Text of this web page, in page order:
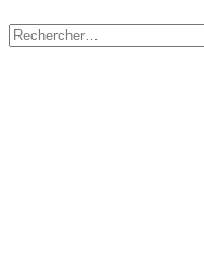
Rechercher :